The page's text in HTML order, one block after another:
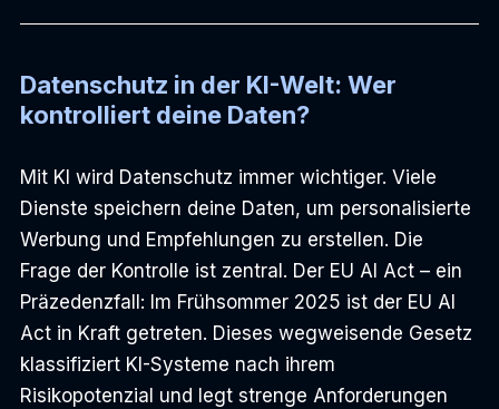
Datenschutz in der KI-Welt: Wer
kontrolliert deine Daten?
Mit KI wird Datenschutz immer wichtiger. Viele
Dienste speichern deine Daten, um personalisierte
Werbung und Empfehlungen zu erstellen. Die
Frage der Kontrolle ist zentral. Der EU AI Act – ein
Präzedenzfall: Im Frühsommer 2025 ist der EU AI
Act in Kraft getreten. Dieses wegweisende Gesetz
klassifiziert KI-Systeme nach ihrem
Risikopotenzial und legt strenge Anforderungen